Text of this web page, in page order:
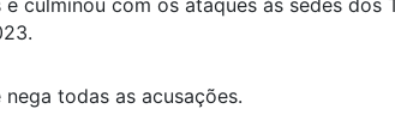
todas as acusações.